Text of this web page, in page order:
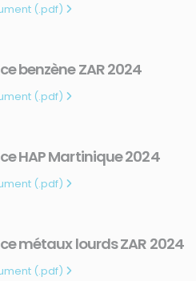
(.pdf)
benzène ZAR 2024
(.pdf)
HAP Martinique 2024
(.pdf)
métaux lourds ZAR 2024
(.pdf)